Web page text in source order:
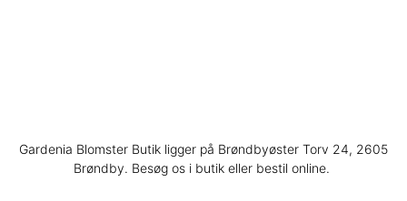
Gardenia Blomster Butik ligger på Brøndbyøster Torv 24, 2605
Brøndby. Besøg os i butik eller bestil online.